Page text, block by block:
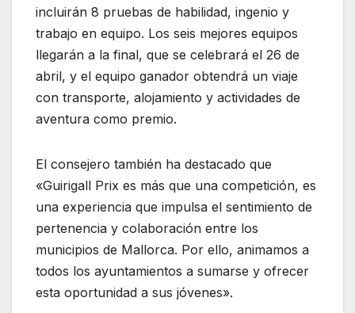
incluirán 8 pruebas de habilidad, ingenio y
trabajo en equipo. Los seis mejores equipos
llegarán a la final, que se celebrará el 26 de
abril, y el equipo ganador obtendrá un viaje
con transporte, alojamiento y actividades de
aventura como premio.
El consejero también ha destacado que
«Guirigall Prix es más que una competición, es
una experiencia que impulsa el sentimiento de
pertenencia y colaboración entre los
municipios de Mallorca. Por ello, animamos a
todos los ayuntamientos a sumarse y ofrecer
esta oportunidad a sus jóvenes».